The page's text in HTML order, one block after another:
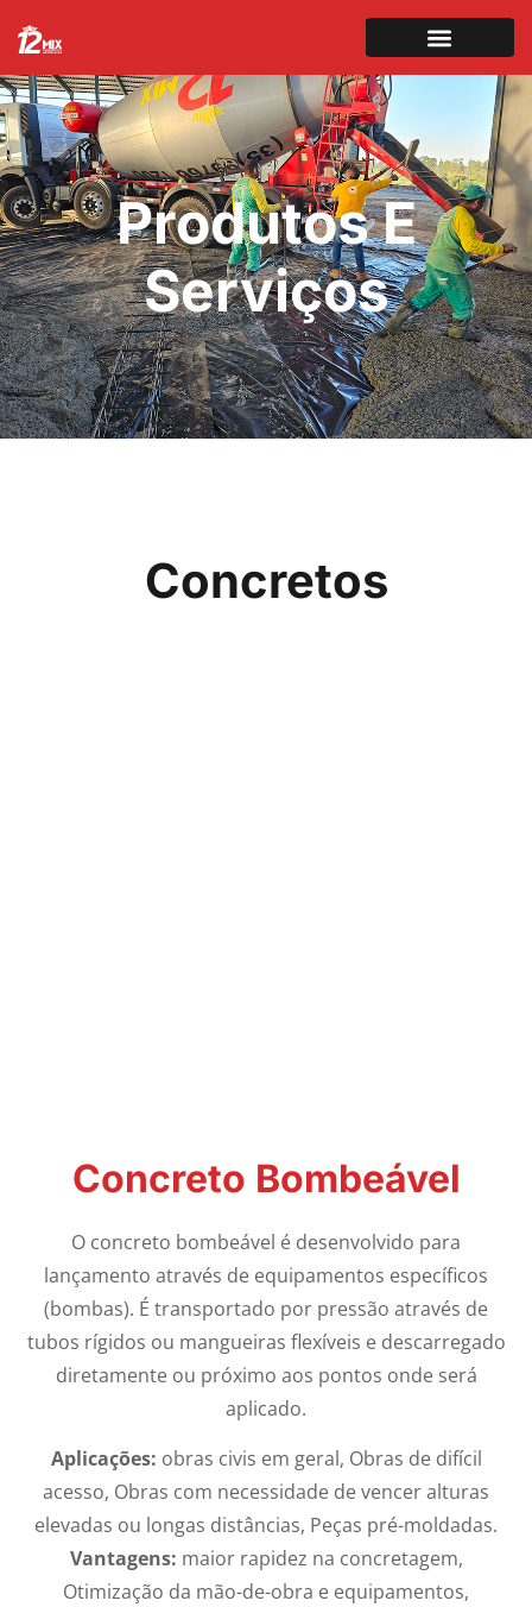
Produtos E
Serviços
Concretos
Concreto Bombeável
O concreto bombeável é desenvolvido para
lançamento através de equipamentos específicos
(bombas). É transportado por pressão através de
tubos rígidos ou mangueiras flexíveis e descarregado
diretamente ou próximo aos pontos onde será
aplicado.
Aplicações: obras civis em geral, Obras de difícil
acesso, Obras com necessidade de vencer alturas
elevadas ou longas distâncias, Peças pré-moldadas.
Vantagens: maior rapidez na concretagem,
Otimização da mão-de-obra e equipamentos,